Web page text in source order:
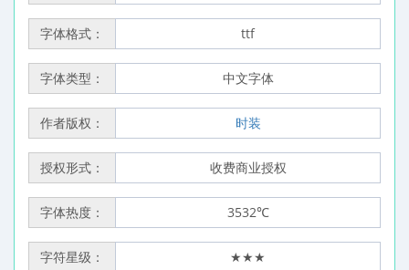
字体格式： ttf
字体类型： 中文字体
作者版权： 时装
授权形式： 收费商业授权
字体热度： 3532℃
字符星级： ★★★